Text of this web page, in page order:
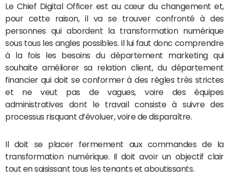
Le Chief Digital Officer est au cœur du changement et,
pour cette raison, il va se trouver confronté à des
personnes qui abordent la transformation numérique
sous tous les angles possibles. Il lui faut donc comprendre
à la fois les besoins du département marketing qui
souhaite améliorer sa relation client, du département
financier qui doit se conformer à des règles très strictes
et ne veut pas de vagues, voire des équipes
administratives dont le travail consiste à suivre des
processus risquant d’évoluer, voire de disparaître.
Il doit se placer fermement aux commandes de la
transformation numérique. Il doit avoir un objectif clair
tout en saisissant tous les tenants et aboutissants.